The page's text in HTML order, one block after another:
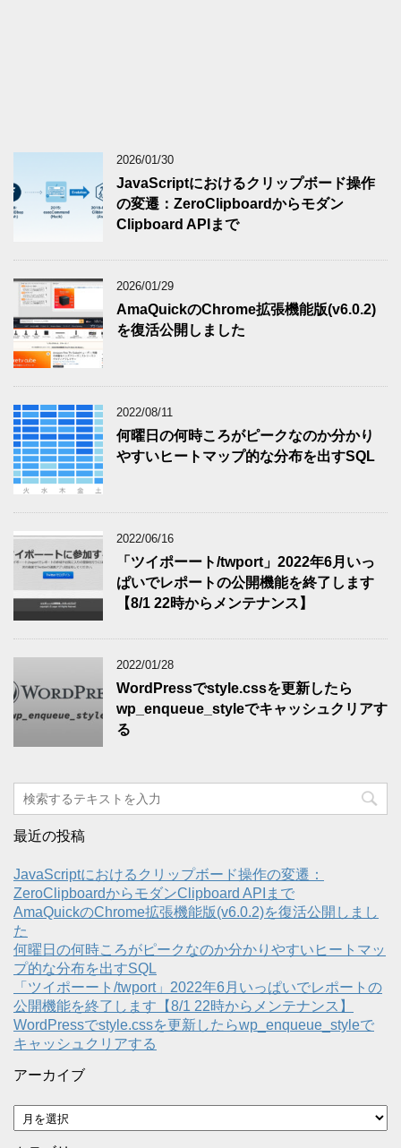
2026/01/30
JavaScriptにおけるクリップボード操作
の変遷：ZeroClipboardからモダン
Clipboard APIまで
2026/01/29
AmaQuickのChrome拡張機能版(v6.0.2)
を復活公開しました
2022/08/11
何曜日の何時ころがピークなのか分かり
やすいヒートマップ的な分布を出すSQL
2022/06/16
「ツイポーート/twport」2022年6月いっ
ぱいでレポートの公開機能を終了します
【8/1 22時からメンテナンス】
2022/01/28
WordPressでstyle.cssを更新したら
wp_enqueue_styleでキャッシュクリアす
る
最近の投稿
JavaScriptにおけるクリップボード操作の変遷：
ZeroClipboardからモダンClipboard APIまで
AmaQuickのChrome拡張機能版(v6.0.2)を復活公開しまし
た
何曜日の何時ころがピークなのか分かりやすいヒートマッ
プ的な分布を出すSQL
「ツイポーート/twport」2022年6月いっぱいでレポートの
公開機能を終了します【8/1 22時からメンテナンス】
WordPressでstyle.cssを更新したらwp_enqueue_styleで
キャッシュクリアする
アーカイブ
ア
ー